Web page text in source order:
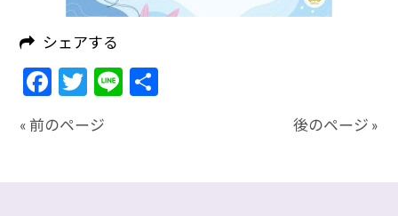
シェアする
Facebook
Twitter
Line
« 前のページ 後のページ »